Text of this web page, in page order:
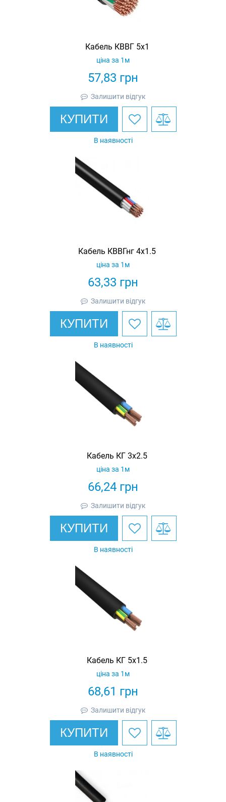
Кабель КВВГ 5х1
57,83 грн
ціна за 1м
Залишити відгук
КУПИТИ
В наявності
Кабель КВВГнг 4х1.5
63,33 грн
ціна за 1м
Залишити відгук
КУПИТИ
В наявності
Кабель КГ 3х2.5
66,24 грн
ціна за 1м
Залишити відгук
КУПИТИ
В наявності
Кабель КГ 5х1.5
68,61 грн
ціна за 1м
Залишити відгук
КУПИТИ
В наявності